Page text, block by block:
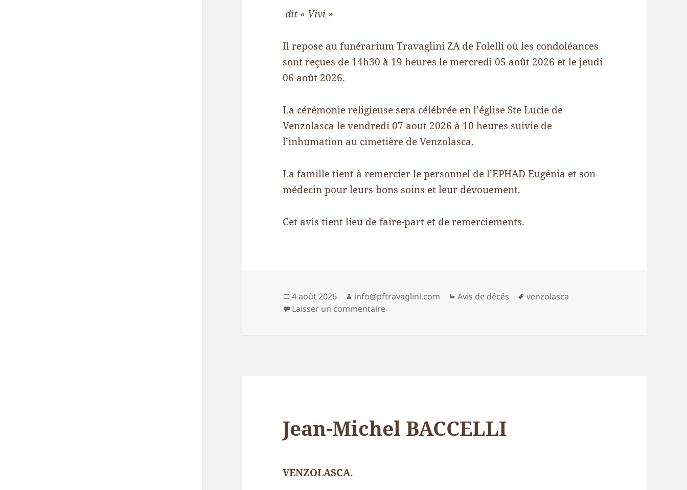
dit « Vivi »
Il repose au funérarium Travaglini ZA de Folelli où les condoléances
sont reçues de 14h30 à 19 heures le mercredi 05 août 2026 et le jeudi
06 août 2026.
La cérémonie religieuse sera célébrée en l’église Ste Lucie de
Venzolasca le vendredi 07 aout 2026 à 10 heures suivie de
l’inhumation au cimetière de Venzolasca.
La famille tient à remercier le personnel de l’EPHAD Eugénia et son
médecin pour leurs bons soins et leur dévouement.
Cet avis tient lieu de faire-part et de remerciements.
Publié
le
4 août 2026 Auteur
info@pftravaglini.com Catégories
Avis de décés
Mots-
venzolasca
Laisser un commentairesur Monsieur Don Louis ALBERTINI
Jean-Michel BACCELLI
VENZOLASCA.